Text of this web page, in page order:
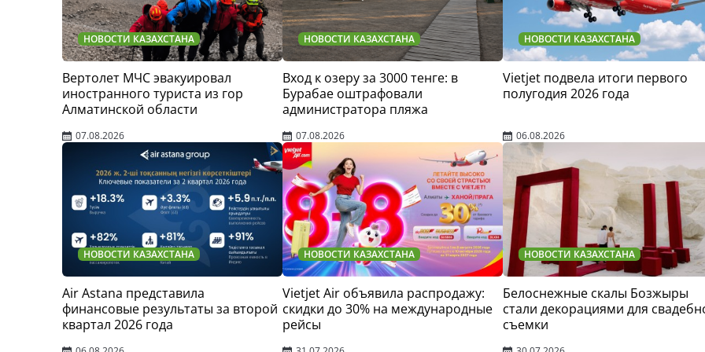
НОВОСТИ КАЗАХСТАНА
Вертолет МЧС эвакуировал
иностранного туриста из гор
Алматинской области
07.08.2026
НОВОСТИ КАЗАХСТАНА
Вход к озеру за 3000 тенге: в
Бурабае оштрафовали
администратора пляжа
07.08.2026
НОВОСТИ КАЗАХСТАНА
Vietjet подвела итоги первого
полугодия 2026 года
06.08.2026
НОВОСТИ КАЗАХСТАНА
Air Astana представила
финансовые результаты за второй
квартал 2026 года
НОВОСТИ КАЗАХСТАНА
Vietjet Air объявила распродажу:
скидки до 30% на международные
рейсы
НОВОСТИ КАЗАХСТАНА
Белоснежные скалы Бозжыры
стали декорациями для
съемки